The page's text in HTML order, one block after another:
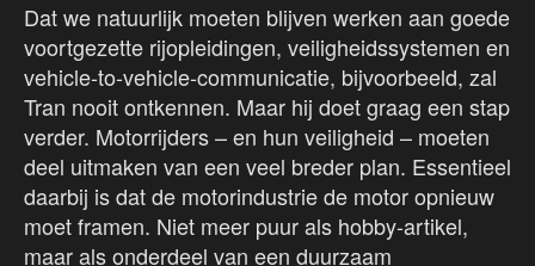
Dat we natuurlijk moeten blijven werken aan goede
voortgezette rijopleidingen, veiligheidssystemen en
vehicle-to-vehicle-communicatie, bijvoorbeeld, zal
Tran nooit ontkennen. Maar hij doet graag een stap
verder. Motorrijders – en hun veiligheid – moeten
deel uitmaken van een veel breder plan. Essentieel
daarbij is dat de motorindustrie de motor opnieuw
moet framen. Niet meer puur als hobby-artikel,
maar als onderdeel van een duurzaam